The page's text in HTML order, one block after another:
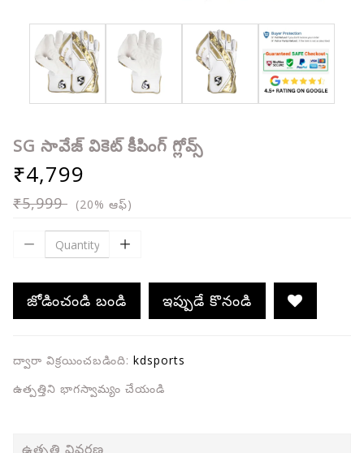
SG సావేజ్ వికెట్ కీపింగ్ గ్లోవ్స్
₹4,799
₹5,999 (20% ఆఫ్)
జోడించండి బండి ఇప్పుడే కొనండి
ద్వారా విక్రయించబడింది: kdsports
ఉత్పత్తిని భాగస్వామ్యం చేయండి
ఉత్పత్తి వివరణ